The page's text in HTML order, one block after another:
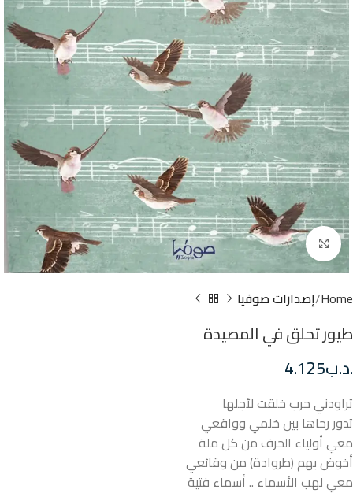
Click to enlarge
Home إصدارات صوفيا
طيور تحلق في المصيدة
.د.ب4.125
تراودني حرب خلقت لأجلها
تدور رحاها بين خلمي وواقعي
معي أولياء الحرف من كل ملة
أخوض بهم (طروادة) من وقائعي
معي لهب الأسماء .. أسماء فتية